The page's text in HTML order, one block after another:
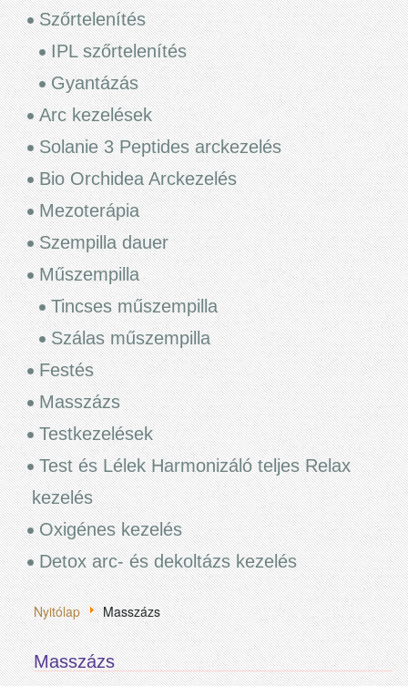
Szőrtelenítés
IPL szőrtelenítés
Gyantázás
Arc kezelések
Solanie 3 Peptides arckezelés
Bio Orchidea Arckezelés
Mezoterápia
Szempilla dauer
Műszempilla
Tincses műszempilla
Szálas műszempilla
Festés
Masszázs
Testkezelések
Test és Lélek Harmonizáló teljes Relax
kezelés
Oxigénes kezelés
Detox arc- és dekoltázs kezelés
Nyitólap Masszázs
Masszázs